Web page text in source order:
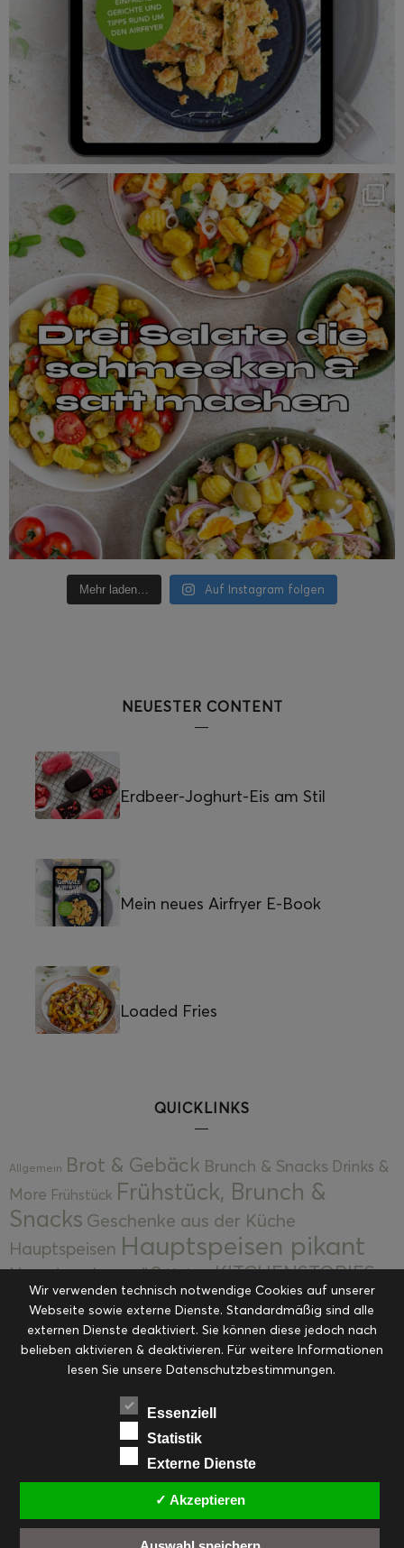
Mehr laden… Auf Instagram folgen
NEUESTER CONTENT
Erdbeer-Joghurt-Eis am Stil
Mein neues Airfryer E-Book
Loaded Fries
QUICKLINKS
Allgemein Brot & Gebäck Brunch & Snacks Drinks &
More Frühstück Frühstück, Brunch &
Snacks Geschenke aus der Küche
Hauptspeisen Hauptspeisen pikant
Hauptspeisen süßKekseKITCHENSTORIES
Kuchen, Torten & Desserts Kuchen und
Desserts Kulinarik Kulinarische Mitbringsel &
Eingemachtes Ohne Kategorie Ostern Resteküche
RezepteSaisonalSliderStartseite
Suppen, Salate & Vorspeisen
Vorspeisen, Salate & Suppen
Weihnachten Workshops & Events
Wir verwenden technisch notwendige Cookies auf unserer
Webseite sowie externe Dienste. Standardmäßig sind alle
externen Dienste deaktiviert. Sie können diese jedoch nach
belieben aktivieren & deaktivieren. Für weitere Informationen
lesen Sie unsere Datenschutzbestimmungen.
Essenziell
Statistik
Externe Dienste
✓ Akzeptieren